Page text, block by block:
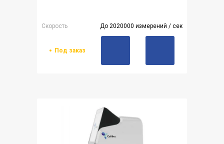
Скорость До 2020000 измерений / сек
Под заказ